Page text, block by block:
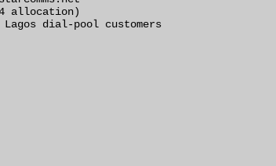
allocation)
dial-pool customers